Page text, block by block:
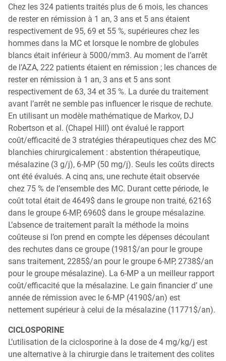
Chez les 324 patients traités plus de 6 mois, les chances
de rester en rémission à 1 an, 3 ans et 5 ans étaient
respectivement de 95, 69 et 55 %, supérieures chez les
hommes dans la MC et lorsque le nombre de globules
blancs était inférieur à 5000/mm3. Au moment de l’arrêt
de l’AZA, 222 patients étaient en rémission ; les chances de
rester en rémission à 1 an, 3 ans et 5 ans sont
respectivement de 63, 34 et 35 %. La durée du traitement
avant l’arrêt ne semble pas influencer le risque de rechute.
En utilisant un modèle mathématique de Markov, DJ
Robertson et al. (Chapel Hill) ont évalué le rapport
coût/efficacité de 3 stratégies thérapeutiques chez des MC
blanchies chirurgicalement : abstention thérapeutique,
mésalazine (3 g/j), 6-MP (50 mg/j). Seuls les coûts directs
ont été évalués. A cinq ans, une rechute était observée
chez 75 % de l’ensemble des MC. Durant cette période, le
coût total était de 4649$ dans le groupe non traité, 6216$
dans le groupe 6-MP, 6960$ dans le groupe mésalazine.
L’absence de traitement paraît la méthode la moins
coûteuse si l’on prend en compte les dépenses découlant
des rechutes dans ce groupe (1981$/an pour le groupe
sans traitement, 2285$/an pour le groupe 6-MP, 2738$/an
pour le groupe mésalazine). La 6-MP a un meilleur rapport
coût/efficacité que la mésalazine. Le gain financier d’ une
année de rémission avec le 6-MP (4190$/an) est
nettement supérieur à celui de la mésalazine (11771$/an).
CICLOSPORINE
L’utilisation de la ciclosporine à la dose de 4 mg/kg/j est
une alternative à la chirurgie dans le traitement des colites